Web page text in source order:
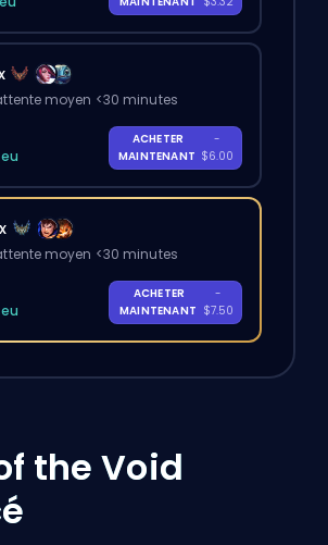
moyen <30 minutes
ACHETER
MAINTENANT
-
$6.00
moyen <30 minutes
ACHETER
MAINTENANT
-
$7.50
the Void